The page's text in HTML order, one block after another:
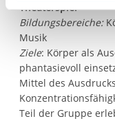
aufgerufenen und
Funktionen sind.
berechtigter
Einwilligung.
Theaterspiel
Bildungsbereiche:
Musik
Ziele: Körper als
phantasievoll
Mittel des
Teil der Gruppe